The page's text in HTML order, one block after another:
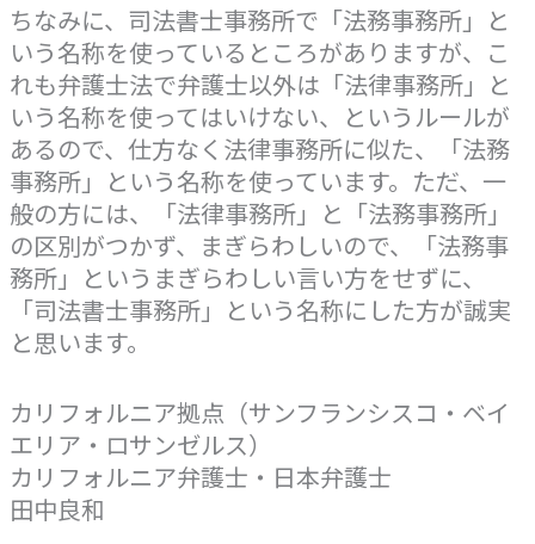
ちなみに、司法書士事務所で「法務事務所」と
いう名称を使っているところがありますが、こ
れも弁護士法で弁護士以外は「法律事務所」と
いう名称を使ってはいけない、というルールが
あるので、仕方なく法律事務所に似た、「法務
事務所」という名称を使っています。ただ、一
般の方には、「法律事務所」と「法務事務所」
の区別がつかず、まぎらわしいので、「法務事
務所」というまぎらわしい言い方をせずに、
「司法書士事務所」という名称にした方が誠実
と思います。
カリフォルニア拠点（サンフランシスコ・ベイ
エリア・ロサンゼルス）
カリフォルニア弁護士・日本弁護士
田中良和